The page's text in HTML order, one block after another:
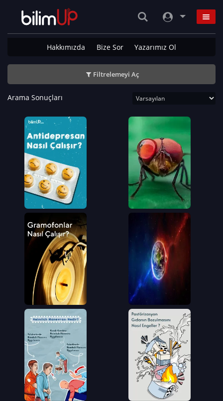
Hakkımızda Bize Sor Yazarımız Ol
Filtrelemeyi Aç
Arama Sonuçları